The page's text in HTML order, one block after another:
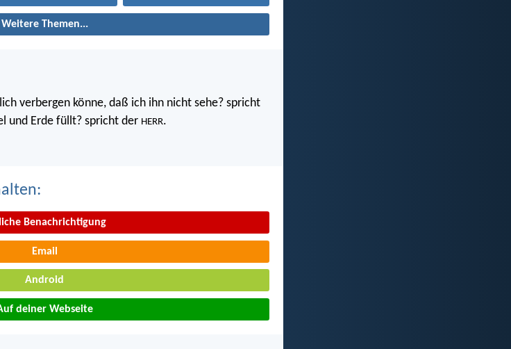
Weitere Themen...
verbergen könne, daß ich ihn nicht sehe? spricht
und Erde füllt? spricht der HERR.
Benachrichtigung
Email
Android
deiner Webseite